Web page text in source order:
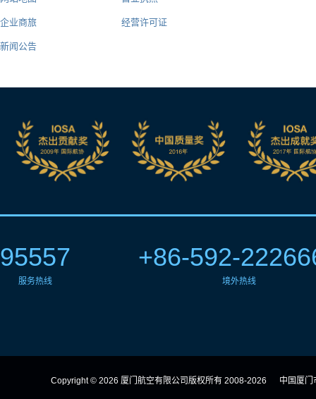
企业商旅
新闻公告
经营许可证
95557
服务热线
+86-592-
境外热线
Copyright © 2026 厦门航空有限公司版权所有 2008-2026 中国厦门